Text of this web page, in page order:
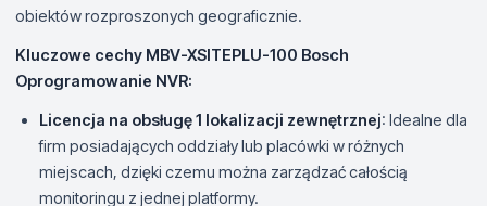
obiektów rozproszonych geograficznie.
Kluczowe cechy MBV-XSITEPLU-100 Bosch
Oprogramowanie NVR:
Licencja na obsługę 1 lokalizacji zewnętrznej: Idealne dla
firm posiadających oddziały lub placówki w różnych
miejscach, dzięki czemu można zarządzać całością
monitoringu z jednej platformy.